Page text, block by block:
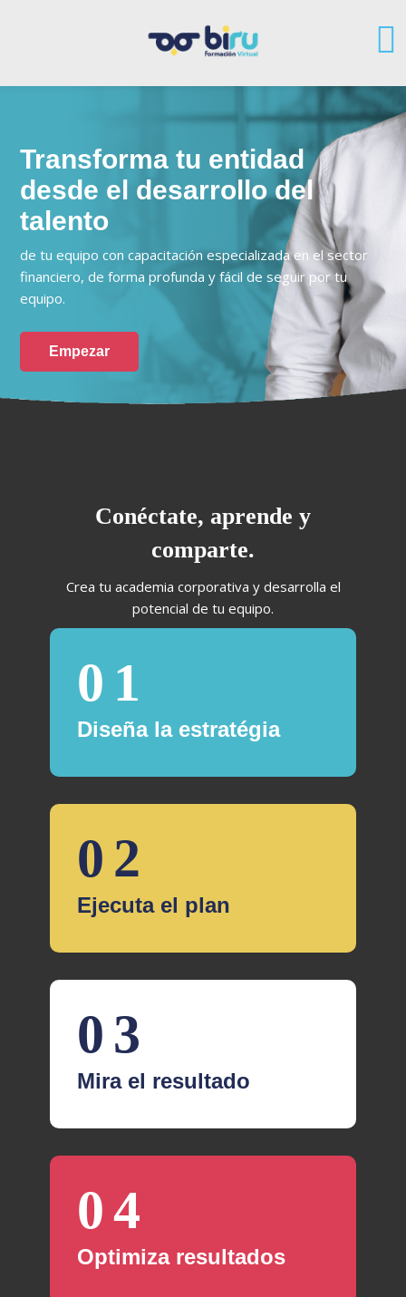
Transforma tu entidad
desde el desarrollo del
talento
de tu equipo con capacitación especializada en el sector
financiero, de forma profunda y fácil de seguir por tu
equipo.
Empezar
Conéctate, aprende y
comparte.
Crea tu academia corporativa y desarrolla el
potencial de tu equipo.
Diseña la estratégia
Ejecuta el plan
Mira el resultado
Optimiza resultados